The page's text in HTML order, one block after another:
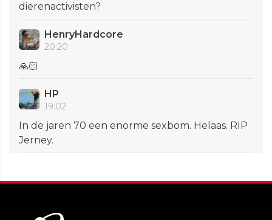
dierenactivisten?
HenryHardcore
20:20
🙏🏻
HP
19:02
In de jaren 70 een enorme sexbom. Helaas. RIP
Jerney.